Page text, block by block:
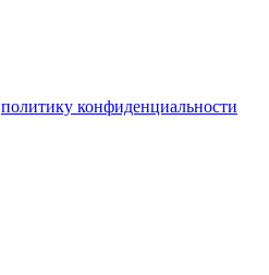
политику конфиденциальности